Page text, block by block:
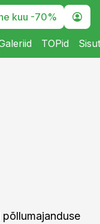
kuu -70%
TOPid